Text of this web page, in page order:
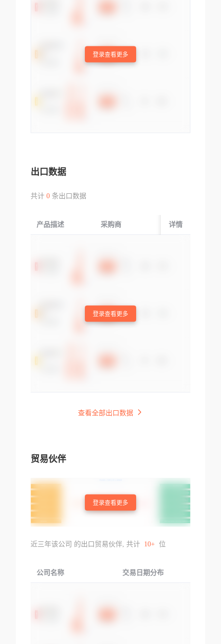
登录查看更多
出口数据
共计 0条出口数据
产品描述 采购商 起运国/地区
详情
登录查看更多
查看全部出口数据
贸易伙伴
登录查看更多
近三年该公司 的出口贸易伙伴, 共计 10+ 位
公司名称 交易日期分布